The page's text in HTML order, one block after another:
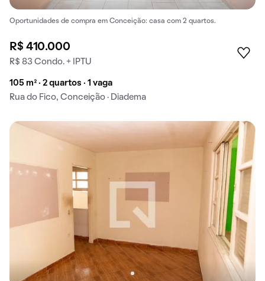
Oportunidades de compra em Conceição: casa com 2 quartos.
R$ 410.000
R$ 83 Condo. + IPTU
105 m² · 2 quartos · 1 vaga
Rua do Fico, Conceição · Diadema